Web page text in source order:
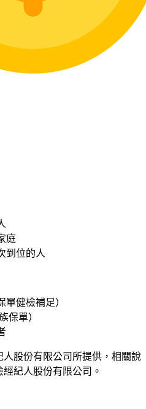
庭
到位的人
單健檢補足）
保單）
股份有限公司所提供，相關說
紀人股份有限公司。